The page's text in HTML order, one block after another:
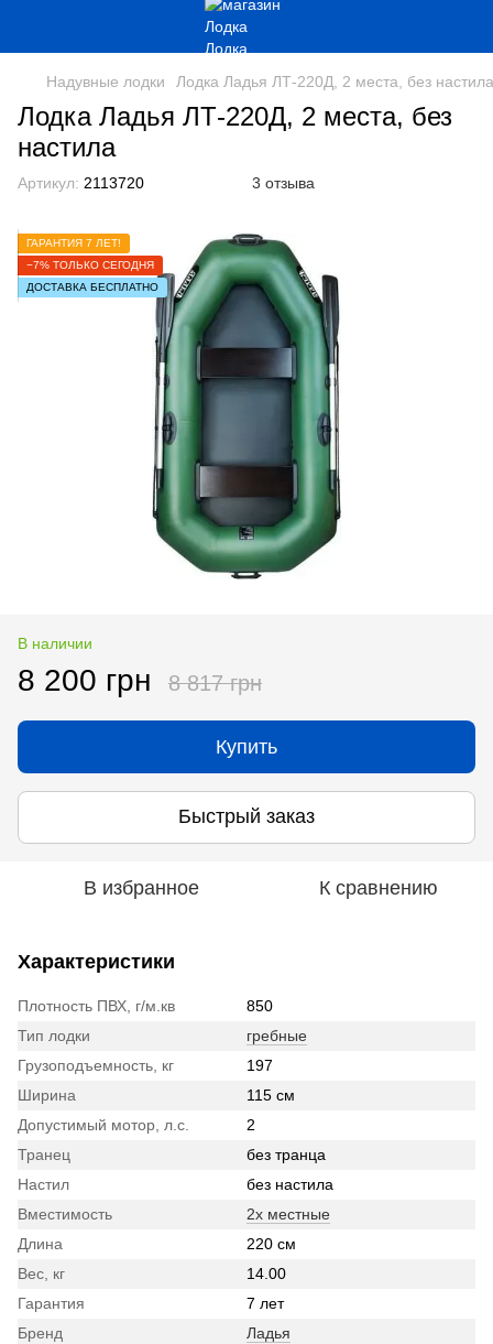
Надувные лодки Лодка Ладья ЛТ-220Д, 2 места, без настила
Лодка Ладья ЛТ-220Д, 2 места, без
настила
Артикул: 2113720 3 отзыва
ГАРАНТИЯ 7 ЛЕТ!
−7% ТОЛЬКО СЕГОДНЯ
ДОСТАВКА БЕСПЛАТНО
В наличии
8 200 грн 8 817 грн
Купить
Быстрый заказ
В избранное К сравнению
Характеристики
Плотность ПВХ, г/м.кв
850
Тип лодки
гребные
Грузоподъемность, кг
197
Ширина
115 см
Допустимый мотор, л.с.
2
Транец
без транца
Настил
без настила
Вместимость
2х местные
Длина
220 см
Вес, кг
14.00
Гарантия
7 лет
Бренд
Ладья